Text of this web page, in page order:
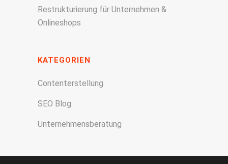
Restrukturierung für Unternehmen &
Onlineshops
KATEGORIEN
Contenterstellung
SEO Blog
Unternehmensberatung